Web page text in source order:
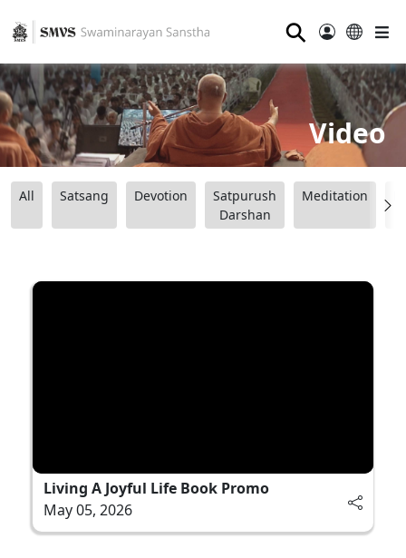
⚲
Video
All Satsang Devotion
Satpurush
Darshan
Meditation
Living A Joyful Life Book Promo
May 05, 2026